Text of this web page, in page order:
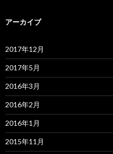
アーカイブ
2017年12月
2017年5月
2016年3月
2016年2月
2016年1月
2015年11月